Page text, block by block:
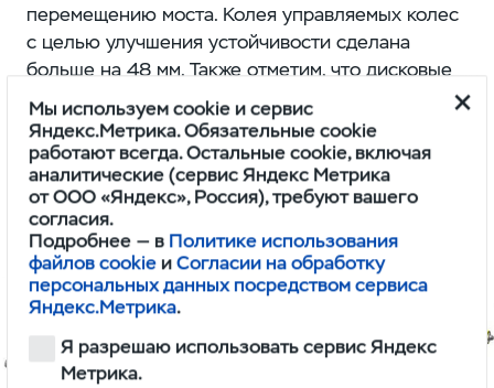
перемещению моста. Колея управляемых колес
с целью улучшения устойчивости сделана
больше на 48 мм. Также отметим, что дисковые
тормозные механизмы у УАЗ «Профи» теперь
используются не только на передних, но и на
задних колесах. В ступицах ведущего моста
нашли применение двухрядные подшипники
SKF, в ходе эксплуатации не требующие
регулировки преднатяга.;
Мы используем cookie и сервис
Яндекс.Метрика. Обязательные cookie
работают всегда. Остальные cookie, включая
аналитические (сервис Яндекс Метрика
от ООО «Яндекс», Россия), требуют вашего
согласия.
Подробнее — в Политике использования
файлов cookie иСогласии на обработку
персональных данных посредством сервиса
Яндекс.Метрика.
Я разрешаю использовать сервис Яндекс
Метрика.